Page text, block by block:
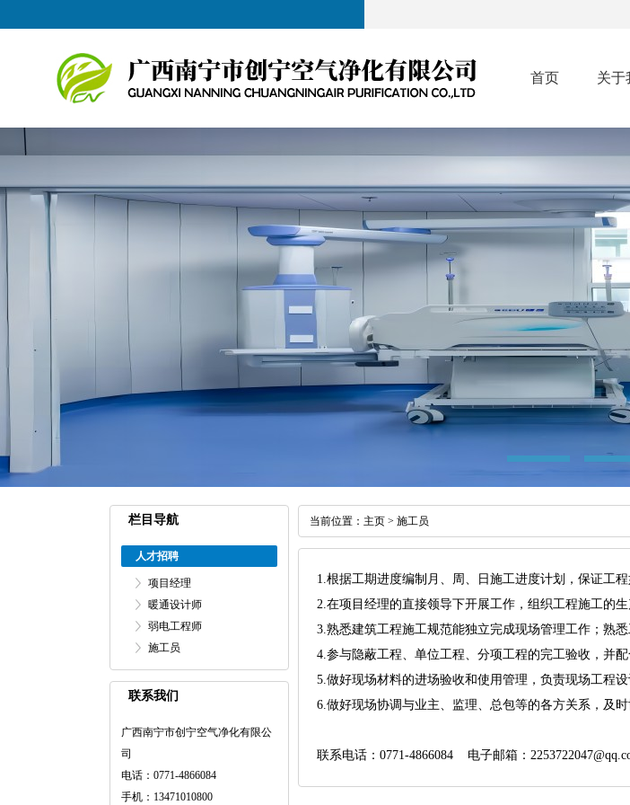
首页 关于
栏目导航
人才招聘
项目经理
暖通设计师
弱电工程师
施工员
联系我们
广西南宁市创宁空气净化有限公
司
电话：0771-4866084
手机：13471010800
当前位置： 主页 > 施工员
1.根据工期进度编制月、周、日施工进度计划，保证工程
2.在项目经理的直接领导下开展工作，组织工程施工的
3.熟悉建筑工程施工规范能独立完成现场管理工作；熟
4.参与隐蔽工程、单位工程、分项工程的完工验收，并配
5.做好现场材料的进场验收和使用管理，负责现场工程
6.做好现场协调与业主、监理、总包等的各方关系，及
联系电话：0771-4866084 电子邮箱：